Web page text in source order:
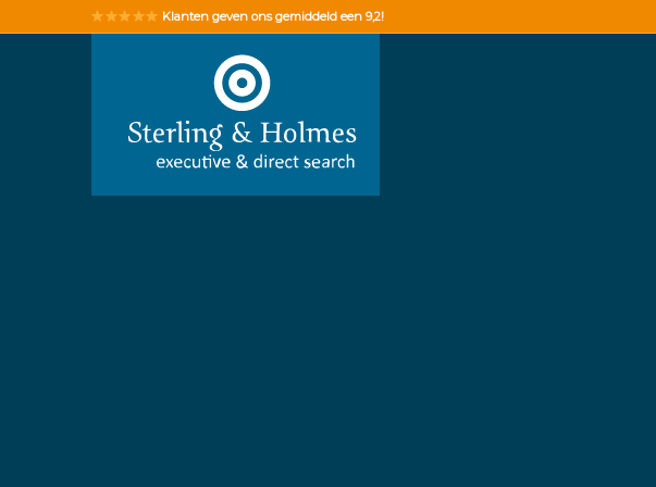
Klanten geven ons gemiddeld een 9,2!